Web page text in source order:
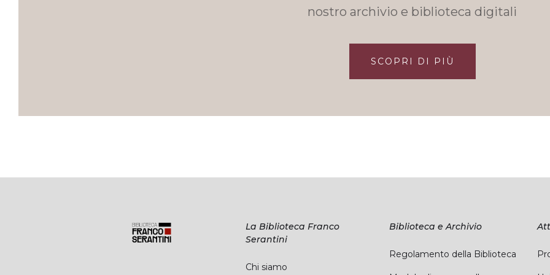
nostro archivio e biblioteca digitali
SCOPRI DI PIÙ
La Biblioteca Franco
Serantini
Chi siamo
Biblioteca e Archivio
Regolamento della Biblioteca